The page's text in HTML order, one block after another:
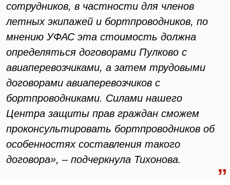
сотрудников, в частности для членов
летных экипажей и бортпроводников, по
мнению УФАС эта стоимость должна
определяться договорами Пулково с
авиаперевозчиками, а затем трудовыми
договорами авиаперевозчиков с
бортпроводниками. Силами нашего
Центра защиты прав граждан сможем
проконсультировать бортпроводников об
особенностях составления такого
договора», – подчеркнула Тихонова.